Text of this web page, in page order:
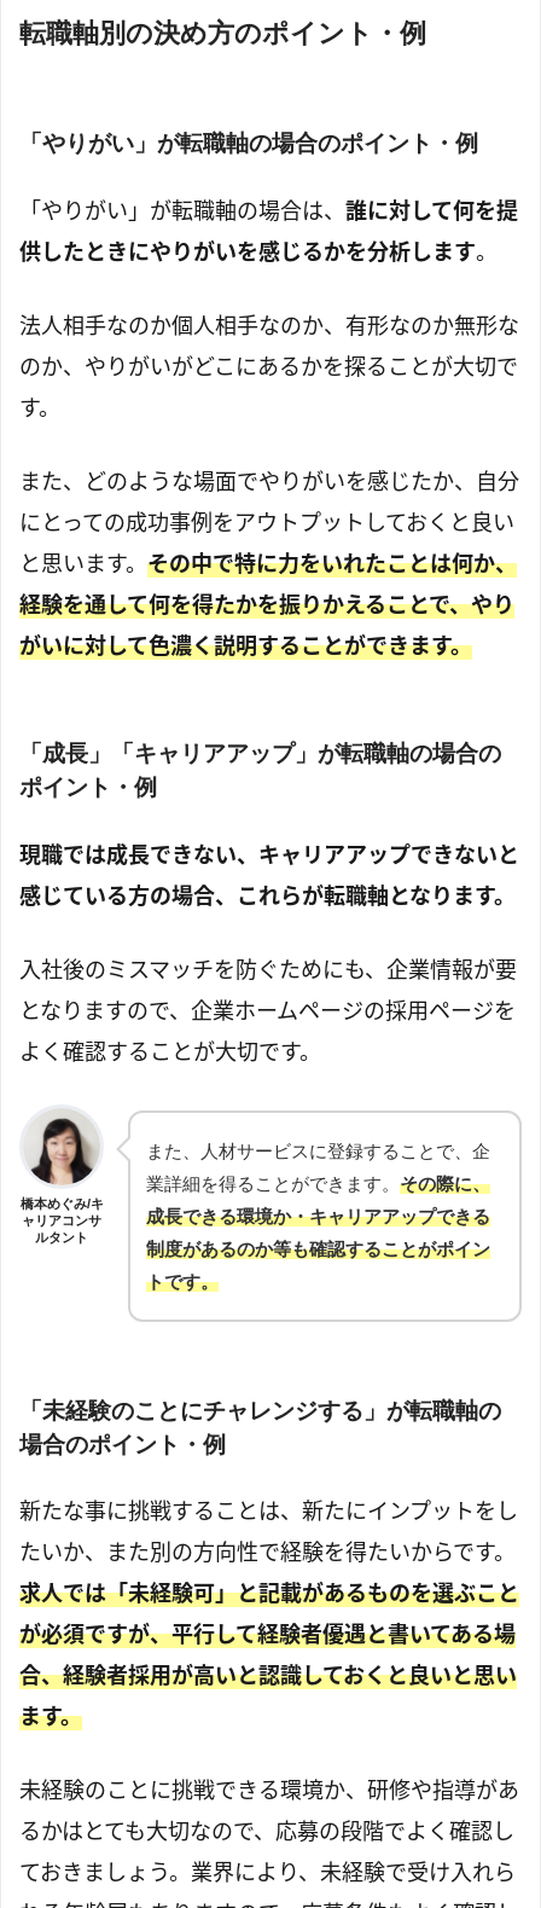
転職軸別の決め方のポイント・例
「やりがい」が転職軸の場合のポイント・例
「やりがい」が転職軸の場合は、 誰に対して何を提
供したときにやりがいを感じるかを分析します。
法人相手なのか個人相手なのか、有形なのか無形な
のか、やりがいがどこにあるかを探ることが大切で
す。
また、どのような場面でやりがいを感じたか、自分
にとっての成功事例をアウトプットしておくと良い
と思います。 その中で特に力をいれたことは何か、
経験を通して何を得たかを振りかえることで、やり
がいに対して色濃く説明することができます。
「成長」「キャリアアップ」が転職軸の場合の
ポイント・例
現職では成長できない、キャリアアップできないと
感じている方の場合、これらが転職軸となります。
入社後のミスマッチを防ぐためにも、企業情報が要
となりますので、企業ホームページの採用ページを
よく確認することが大切です。
橋本めぐみ/キ
ャリアコンサ
ルタント
また、人材サービスに登録することで、企
業詳細を得ることができます。 その際に、
成長できる環境か・キャリアアップできる
制度があるのか等も確認することがポイン
トです。
「未経験のことにチャレンジする」が転職軸の
場合のポイント・例
新たな事に挑戦することは、新たにインプットをし
たいか、また別の方向性で経験を得たいからです。
求人では「未経験可」と記載があるものを選ぶこと
が必須ですが、平行して経験者優遇と書いてある場
合、経験者採用が高いと認識しておくと良いと思い
ます。
未経験のことに挑戦できる環境か、研修や指導があ
るかはとても大切なので、応募の段階でよく確認し
ておきましょう。業界により、未経験で受け入れら